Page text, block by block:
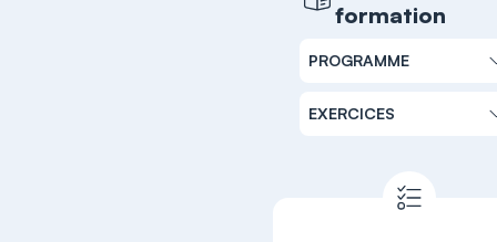
formation
PROGRAMME
EXERCICES